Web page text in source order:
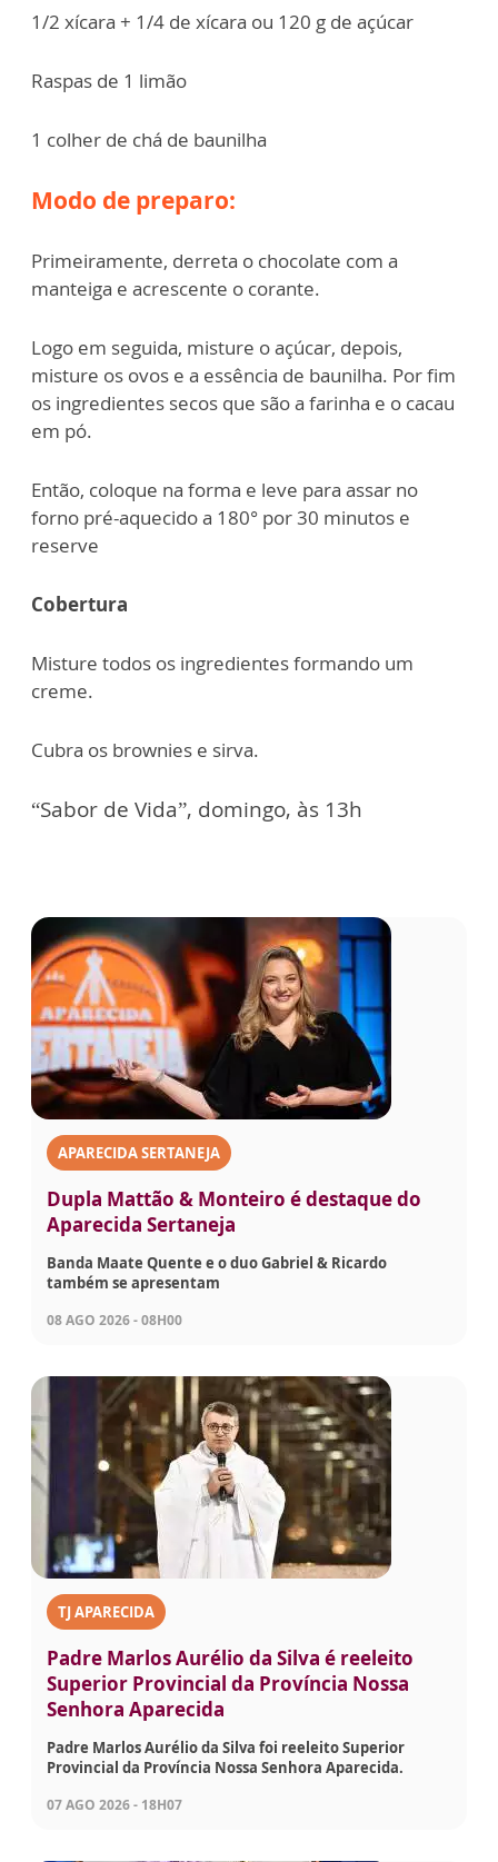
1/2 xícara + 1/4 de xícara ou 120 g de açúcar
Raspas de 1 limão
1 colher de chá de baunilha
Modo de preparo:
Primeiramente, derreta o chocolate com a
manteiga e acrescente o corante.
Logo em seguida, misture o açúcar, depois,
misture os ovos e a essência de baunilha. Por fim
os ingredientes secos que são a farinha e o cacau
em pó.
Então, coloque na forma e leve para assar no
forno pré-aquecido a 180° por 30 minutos e
reserve
Cobertura
Misture todos os ingredientes formando um
creme.
Cubra os brownies e sirva.
“Sabor de Vida”, domingo, às 13h
APARECIDA SERTANEJA
Dupla Mattão & Monteiro é destaque do
Aparecida Sertaneja
Banda Maate Quente e o duo Gabriel & Ricardo
também se apresentam
08 AGO 2026 - 08H00
TJ APARECIDA
Padre Marlos Aurélio da Silva é reeleito
Superior Provincial da Província Nossa
Senhora Aparecida
Padre Marlos Aurélio da Silva foi reeleito Superior
Provincial da Província Nossa Senhora Aparecida.
07 AGO 2026 - 18H07